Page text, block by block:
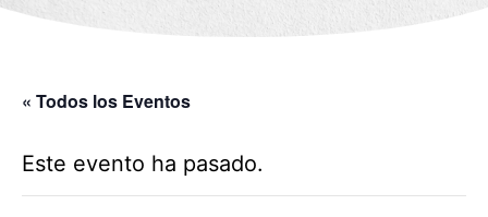
« Todos los Eventos
Este evento ha pasado.